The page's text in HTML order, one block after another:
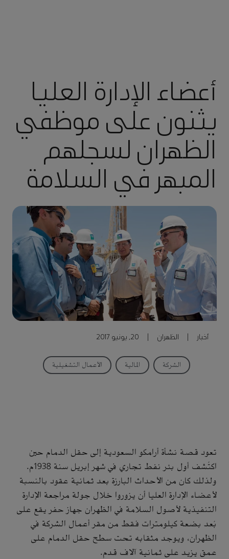
أعضاء الإدارة العليا
يثنون على موظفي
الظهران لسجلهم
المبهر في السلامة
أخبار الظهران 20, يونيو 2017
الشركة المالية الأعمال التشغيلية
تعود قصة نشأة أرامكو السعودية إلى حقل الدمام حين
اكتُشف أول بئر نفط تجاري في شهر إبريل سنة 1938م.
ولذلك كان من الأحداث البارزة بعد ثمانية عقود بالنسبة
لأعضاء الإدارة العليا أن يزوروا خلال جولة مراجعة الإدارة
التنفيذية لأصول السلامة في الظهران جهاز حفر يقع على
بُعد بضعة كيلومترات فقط من مقر أعمال الشركة في
الظهران، ويوجد مثقابه تحت سطح حقل الدمام على
عمق يزيد على ثمانية آلاف قدم.